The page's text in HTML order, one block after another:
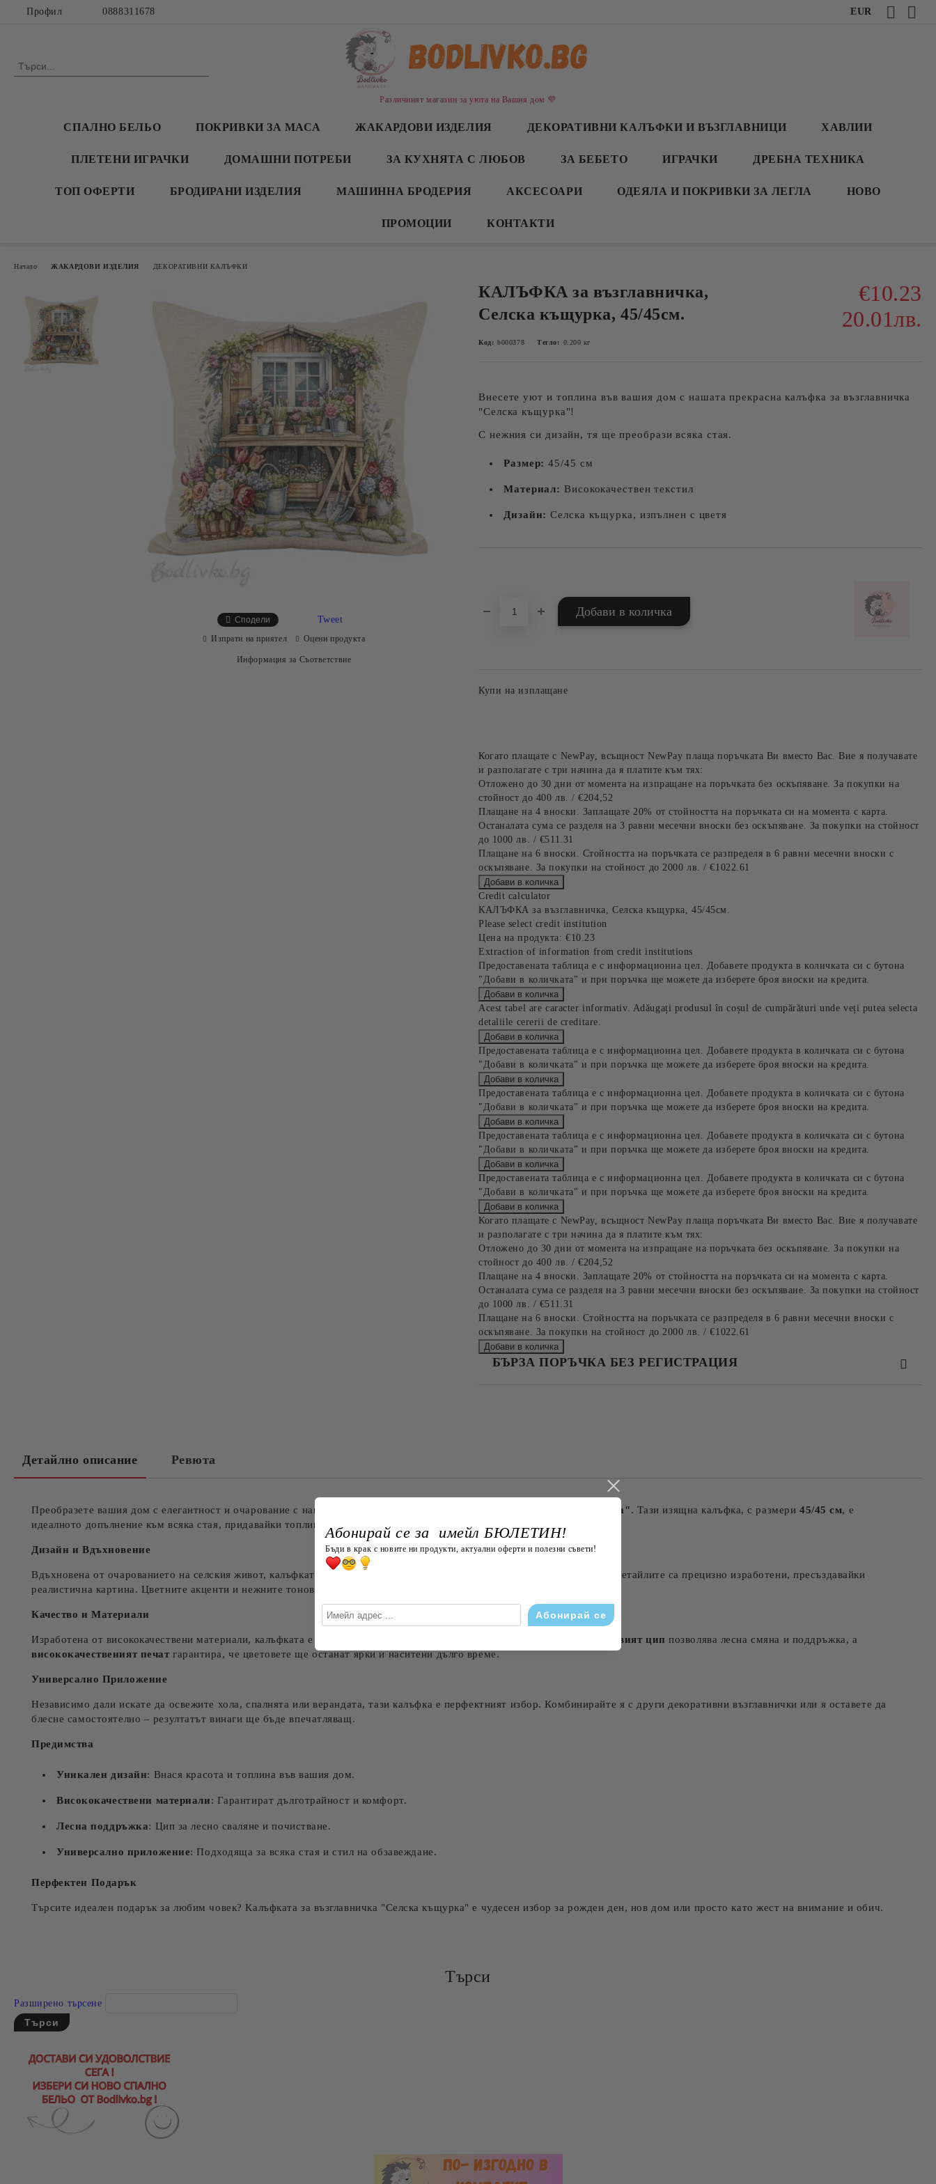
Профил 0888311678 EUR
Различният магазин за уюта на Вашия дом 💜
СПАЛНО БЕЛЬО ПОКРИВКИ ЗА МАСА ЖАКАРДОВИ ИЗДЕЛИЯ ДЕКОРАТИВНИ КАЛЪФКИ И ВЪЗГЛАВНИЦИ ХАВЛИИ
ПЛЕТЕНИ ИГРАЧКИ ДОМАШНИ ПОТРЕБИ ЗА КУХНЯТА С ЛЮБОВ ЗА БЕБЕТО ИГРАЧКИ ДРЕБНА ТЕХНИКА
ТОП ОФЕРТИ БРОДИРАНИ ИЗДЕЛИЯ МАШИННА БРОДЕРИЯ АКСЕСОАРИ ОДЕЯЛА И ПОКРИВКИ ЗА ЛЕГЛА НОВО
ПРОМОЦИИ КОНТАКТИ
Начало ЖАКАРДОВИ ИЗДЕЛИЯ ДЕКОРАТИВНИ КАЛЪФКИ
КАЛЪФКА за възглавничка,
Селска къщурка, 45/45см.
€10.23
20.01лв.
Код: b000378 Тегло: 0.200 кг
Внесете уют и топлина във вашия дом с нашата прекрасна калъфка за възглавничка
"Селска къщурка"!
С нежния си дизайн, тя ще преобрази всяка стая.
Размер: 45/45 см
Материал: Висококачествен текстил
Дизайн: Селска къщурка, изпълнен с цветя
Купи на изплащане
Когато плащате с NewPay, всъщност NewPay плаща поръчката Ви вместо Вас. Вие я получавате
и разполагате с три начина да я платите към тях:
Отложено до 30 дни от момента на изпращане на поръчката без оскъпяване. За покупки на
стойност до 400 лв. / €204,52
Плащане на 4 вноски. Заплащате 20% от стойността на поръчката си на момента с карта.
Останалата сума се разделя на 3 равни месечни вноски без оскъпяване. За покупки на стойност
до 1000 лв. / €511.31
Плащане на 6 вноски. Стойността на поръчката се разпределя в 6 равни месечни вноски с
оскъпяване. За покупки на стойност до 2000 лв. / €1022.61
Credit calculator
КАЛЪФКА за възглавничка, Селска къщурка, 45/45см.
Please select credit institution
Цена на продукта: €10.23
Extraction of information from credit institutions
Предоставената таблица е с информационна цел. Добавете продукта в количката си с бутона
"Добави в количката" и при поръчка ще можете да изберете броя вноски на кредита.
Acest tabel are caracter informativ. Adăugați produsul în coșul de cumpărături unde veți putea selecta
detaliile cererii de creditare.
Предоставената таблица е с информационна цел. Добавете продукта в количката си с бутона
"Добави в количката" и при поръчка ще можете да изберете броя вноски на кредита.
Предоставената таблица е с информационна цел. Добавете продукта в количката си с бутона
"Добави в количката" и при поръчка ще можете да изберете броя вноски на кредита.
Предоставената таблица е с информационна цел. Добавете продукта в количката си с бутона
"Добави в количката" и при поръчка ще можете да изберете броя вноски на кредита.
Предоставената таблица е с информационна цел. Добавете продукта в количката си с бутона
"Добави в количката" и при поръчка ще можете да изберете броя вноски на кредита.
Когато плащате с NewPay, всъщност NewPay плаща поръчката Ви вместо Вас. Вие я получавате
и разполагате с три начина да я платите към тях:
Отложено до 30 дни от момента на изпращане на поръчката без оскъпяване. За покупки на
стойност до 400 лв. / €204,52
Плащане на 4 вноски. Заплащате 20% от стойността на поръчката си на момента с карта.
Останалата сума се разделя на 3 равни месечни вноски без оскъпяване. За покупки на стойност
до 1000 лв. / €511.31
Плащане на 6 вноски. Стойността на поръчката се разпределя в 6 равни месечни вноски с
оскъпяване. За покупки на стойност до 2000 лв. / €1022.61
БЪРЗА ПОРЪЧКА БЕЗ РЕГИСТРАЦИЯ
Ние ще се свържем с вас в рамките на работния ден.
Сподели Tweet
Изпрати на приятел Оцени продукта
Информация за Съответствие
Детайлно описание Ревюта
Преобразете вашия дом с елегантност и очарование с нашата прекрасна калъфка за възглавничка "Селска къщурка". Тази изящна калъфка, с размери 45/45 см, е
идеалното допълнение към всяка стая, придавайки топлина и уют.
Дизайн и Вдъхновение
Вдъхновена от очарованието на селския живот, калъфката изобразява идилична селска къщурка, обградена от цветя. Детайлите са прецизно изработени, пресъздавайки
реалистична картина. Цветните акценти и нежните тонове внасят свежест и хармония във вашия интериор.
Качество и Материали
Изработена от висококачествени материали, калъфката е изключително мека на допир и устойчива на износване. Здравият цип позволява лесна смяна и поддръжка, а
висококачественият печат гарантира, че цветовете ще останат ярки и наситени дълго време.
Универсално Приложение
Независимо дали искате да освежите хола, спалнята или верандата, тази калъфка е перфектният избор. Комбинирайте я с други декоративни възглавнички или я оставете да
блесне самостоятелно – резултатът винаги ще бъде впечатляващ.
Предимства
Уникален дизайн: Внася красота и топлина във вашия дом.
Висококачествени материали: Гарантират дълготрайност и комфорт.
Лесна поддръжка: Цип за лесно сваляне и почистване.
Универсално приложение: Подходяща за всяка стая и стил на обзавеждане.
Перфектен Подарък
Търсите идеален подарък за любим човек? Калъфката за възглавничка "Селска къщурка" е чудесен избор за рожден ден, нов дом или просто като жест на внимание и обич.
Търси
Разширено търсене
Абонирай се за имейл БЮЛЕТИН!
Бъди в крак с новите ни продукти, актуални оферти и полезни съвети!